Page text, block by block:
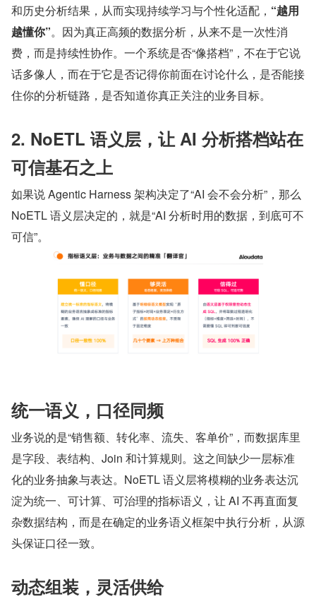
和历史分析结果，从而实现持续学习与个性化适配， “越用
越懂你”。因为真正高频的数据分析，从来不是一次性消
费，而是持续性协作。一个系统是否“像搭档”，不在于它说
话多像人，而在于它是否记得你前面在讨论什么，是否能接
住你的分析链路，是否知道你真正关注的业务目标。
2. NoETL 语义层，让 AI 分析搭档站在
可信基石之上
如果说 Agentic Harness 架构决定了“AI 会不会分析”，那么
NoETL 语义层决定的，就是“AI 分析时用的数据，到底可不
可信”。
统一语义，口径同频
业务说的是“销售额、转化率、流失、客单价”，而数据库里
是字段、表结构、Join 和计算规则。这之间缺少一层标准
化的业务抽象与表达。NoETL 语义层将模糊的业务表达沉
淀为统一、可计算、可治理的指标语义，让 AI 不再直面复
杂数据结构，而是在确定的业务语义框架中执行分析，从源
头保证口径一致。
动态组装，灵活供给